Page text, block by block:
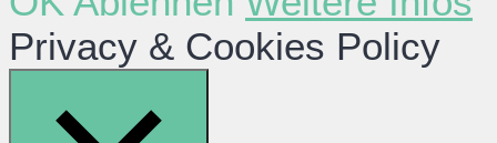
Privacy & Cookies Policy